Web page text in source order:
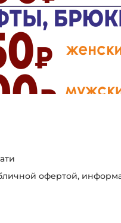
офертой,